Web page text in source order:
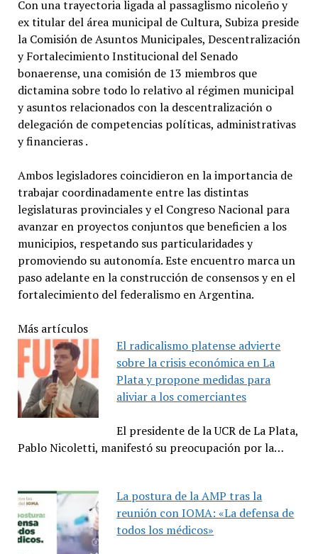
Con una trayectoria ligada al passaglismo nicoleño y
ex titular del área municipal de Cultura, Subiza preside
la Comisión de Asuntos Municipales, Descentralización
y Fortalecimiento Institucional del Senado
bonaerense, una comisión de 13 miembros que
dictamina sobre todo lo relativo al régimen municipal
y asuntos relacionados con la descentralización o
delegación de competencias políticas, administrativas
y financieras .
Ambos legisladores coincidieron en la importancia de
trabajar coordinadamente entre las distintas
legislaturas provinciales y el Congreso Nacional para
avanzar en proyectos conjuntos que beneficien a los
municipios, respetando sus particularidades y
promoviendo su autonomía. Este encuentro marca un
paso adelante en la construcción de consensos y en el
fortalecimiento del federalismo en Argentina.
Más artículos
El radicalismo platense advierte
sobre la crisis económica en La
Plata y propone medidas para
aliviar a los comerciantes
El presidente de la UCR de La Plata,
Pablo Nicoletti, manifestó su preocupación por la…
La postura de la AMP tras la
reunión con IOMA: «La defensa de
todos los médicos»